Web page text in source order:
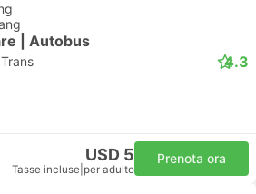
| Autobus
4.3
USD 5
Tasse incluse per adulto
Prenota ora